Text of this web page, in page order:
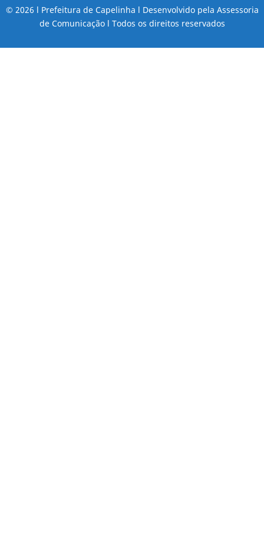
© 2026 l Prefeitura de Capelinha l Desenvolvido pela Assessoria
de Comunicação l Todos os direitos reservados